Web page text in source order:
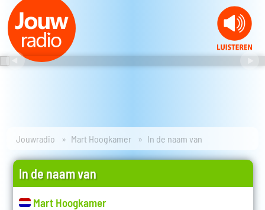
Jouwradio Mart Hoogkamer In de naam van
In de naam van
Mart Hoogkamer